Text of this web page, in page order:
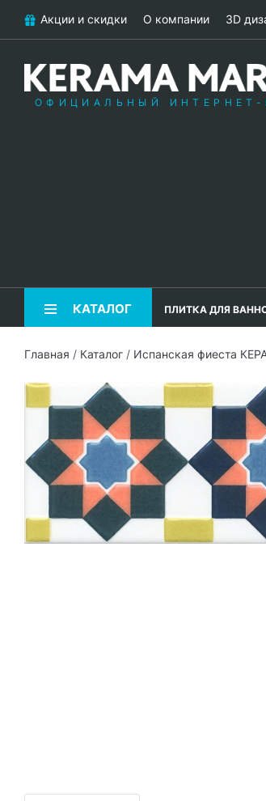
Акции и скидки О компании 3D
ОФИЦИАЛЬНЫЙ ИНТЕРНЕТ-
КАТАЛОГ ПЛИТКА ДЛЯ
Главная / Каталог / Испанская фиеста